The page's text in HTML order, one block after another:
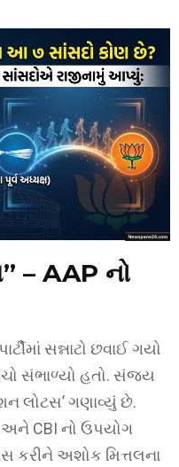
– AAP નો
સન્નાટો છવાઈ ગયો
સંભાળ્યો હતો. સંજય
લોટસ’ ગણાવ્યું છે.
અને CBI નો ઉપયોગ
કરીને અશોક મિત્તલના